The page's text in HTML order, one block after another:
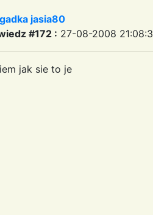
jasia80
#172 : 27-08-2008
jak sie to je